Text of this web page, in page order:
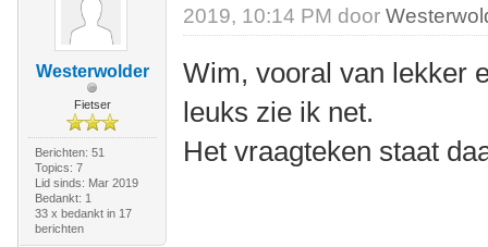
Westerwolder
Fietser
Berichten: 51
Topics: 7
Lid sinds: Mar 2019
Bedankt: 1
33 x bedankt in 17
berichten
2019, 10:14 PM door
Wim, vooral van lekker
leuks zie ik net.
Het vraagteken staat